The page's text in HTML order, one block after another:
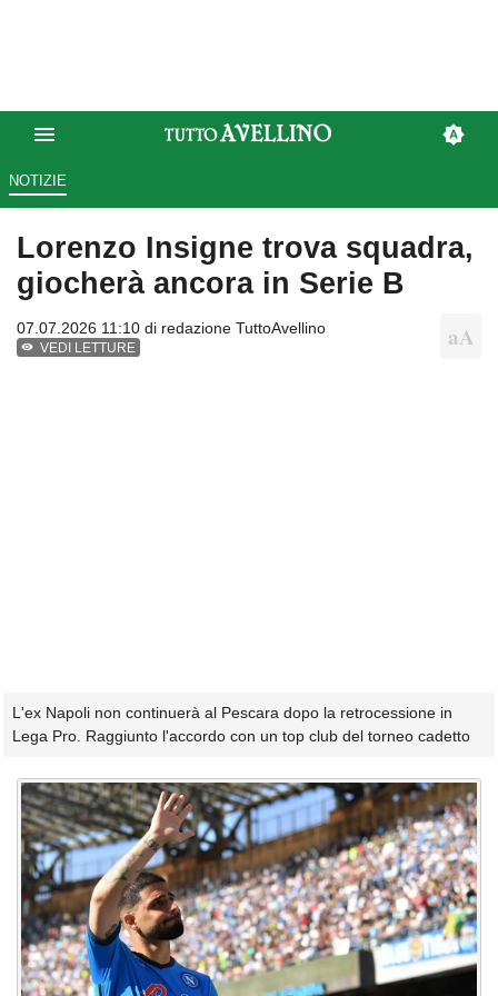
NOTIZIE
Lorenzo Insigne trova squadra,
giocherà ancora in Serie B
07.07.2026 11:10 di redazione TuttoAvellino
VEDI LETTURE
L'ex Napoli non continuerà al Pescara dopo la retrocessione in
Lega Pro. Raggiunto l'accordo con un top club del torneo cadetto